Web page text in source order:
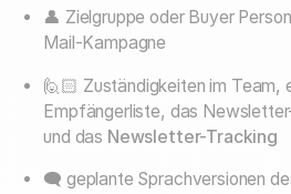
👤 Zielgruppe oder Buyer
Mail-Kampagne
🙋🏻 Zuständigkeiten im Team,
Empfängerliste, das
und das Newsletter-Tracking
🗨️ geplante Sprachversionen